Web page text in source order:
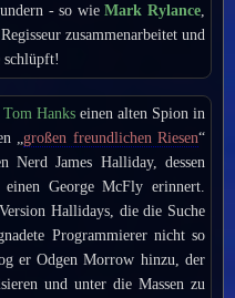
- so wieMark Rylance
zusammenarbeitet und
schlüpft!
Tom Hankseinen alten Spion in
„großen freundlichen Riesen“
Nerd James Halliday, dessen
George McFly erinnert.
Hallidays, die die Suche
Programmierer nicht so
er Odgen Morrow hinzu, der
und unter die Massen zu